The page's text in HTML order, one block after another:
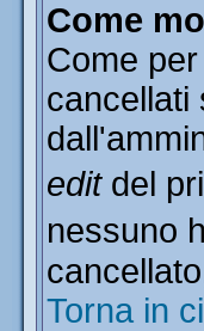
Come
Come
cancellati
editdel
nessuno
Torna in